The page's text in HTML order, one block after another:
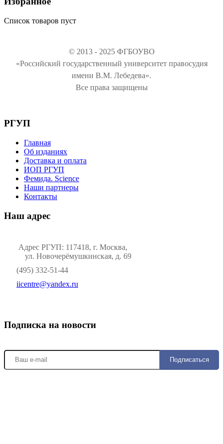
Список товаров пуст
© 2013 - 2025 ФГБОУВО
«Российский государственный университет правосудия
имени В.М. Лебедева».
Все права защищены
РГУП
Главная
Об изданиях
Доставка и оплата
ИОП РГУП
Фемида. Science
Наши партнеры
Контакты
Наш адрес
Адрес РГУП: 117418, г. Москва,
ул. Новочерёмушкинская, д. 69
(495) 332-51-44
iicentre@yandex.ru
Подписка на новости
Подписаться